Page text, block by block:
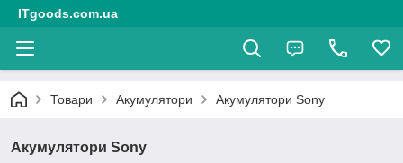
ITgoods.com.ua
Товари Акумулятори Акумулятори Sony
Акумулятори Sony